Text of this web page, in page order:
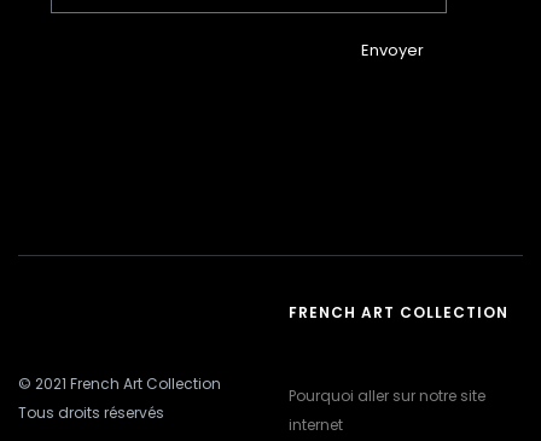
Envoyer
© 2021 French Art Collection
Tous droits réservés
FRENCH ART COLLECTION
Pourquoi aller sur notre site
internet